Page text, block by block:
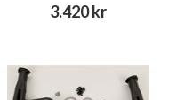
3.420 kr